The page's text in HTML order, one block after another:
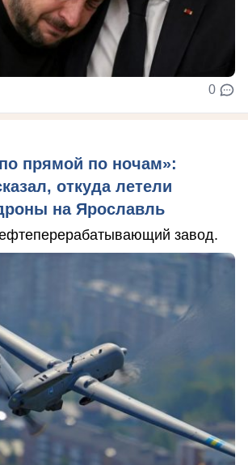
0
прямой по ночам»:
откуда летели
на Ярославль
завод.